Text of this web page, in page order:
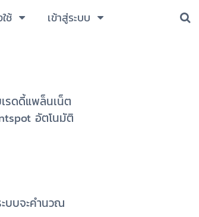
ช้ เข้าสู่ระบบ
รดดี้แพล็นเน็ต
อัตโนมัติ
บบจะคำนวณ